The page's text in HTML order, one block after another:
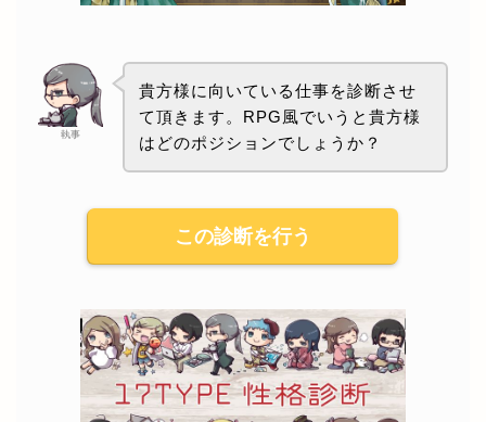
執事
貴方様に向いている仕事を診断させ
て頂きます。RPG風でいうと貴方様
はどのポジションでしょうか？
この診断を行う